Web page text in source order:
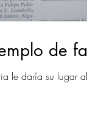
de
le daría su lugar